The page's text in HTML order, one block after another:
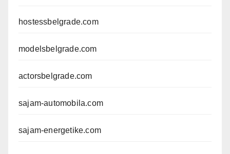
hostessbelgrade.com
modelsbelgrade.com
actorsbelgrade.com
sajam-automobila.com
sajam-energetike.com